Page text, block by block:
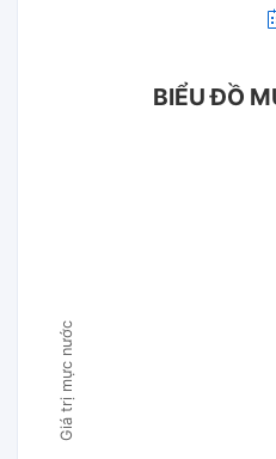
Giá trị mực nước
BIỂU ĐỒ